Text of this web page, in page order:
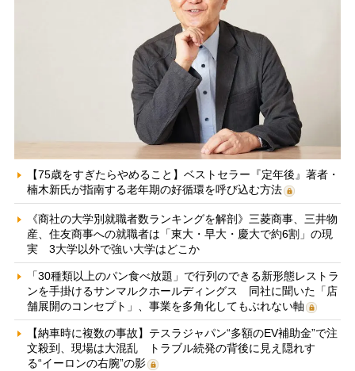
【75歳をすぎたらやめること】ベストセラー『定年後』著者・
楠木新氏が指南する老年期の好循環を呼び込む方法
《商社の大学別就職者数ランキングを解剖》三菱商事、三井物
産、住友商事への就職者は「東大・早大・慶大で約6割」の現
実 3大学以外で強い大学はどこか
「30種類以上のパン食べ放題」で行列のできる新形態レストラ
ンを手掛けるサンマルクホールディングス 同社に聞いた「店
舗展開のコンセプト」、事業を多角化してもぶれない軸
【納車時に複数の事故】テスラジャパン“多額のEV補助金”で注
文殺到、現場は大混乱 トラブル続発の背後に見え隠れす
る“イーロンの右腕”の影